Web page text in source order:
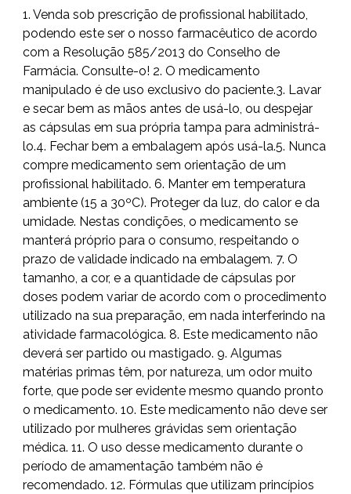
1. Venda sob prescrição de profissional habilitado,
podendo este ser o nosso farmacêutico de acordo
com a Resolução 585/2013 do Conselho de
Farmácia. Consulte-o! 2. O medicamento
manipulado é de uso exclusivo do paciente.3. Lavar
e secar bem as mãos antes de usá-lo, ou despejar
as cápsulas em sua própria tampa para administrá-
lo.4. Fechar bem a embalagem após usá-la.5. Nunca
compre medicamento sem orientação de um
profissional habilitado. 6. Manter em temperatura
ambiente (15 a 30ºC). Proteger da luz, do calor e da
umidade. Nestas condições, o medicamento se
manterá próprio para o consumo, respeitando o
prazo de validade indicado na embalagem. 7. O
tamanho, a cor, e a quantidade de cápsulas por
doses podem variar de acordo com o procedimento
utilizado na sua preparação, em nada interferindo na
atividade farmacológica. 8. Este medicamento não
deverá ser partido ou mastigado. 9. Algumas
matérias primas têm, por natureza, um odor muito
forte, que pode ser evidente mesmo quando pronto
o medicamento. 10. Este medicamento não deve ser
utilizado por mulheres grávidas sem orientação
médica. 11. O uso desse medicamento durante o
período de amamentação também não é
recomendado. 12. Fórmulas que utilizam princípios